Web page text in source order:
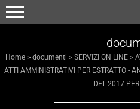
menu
Home > documenti > SERVIZI ON LINE >
ATTI AMMINISTRATIVI PER ESTRATTO -
DEL 2017